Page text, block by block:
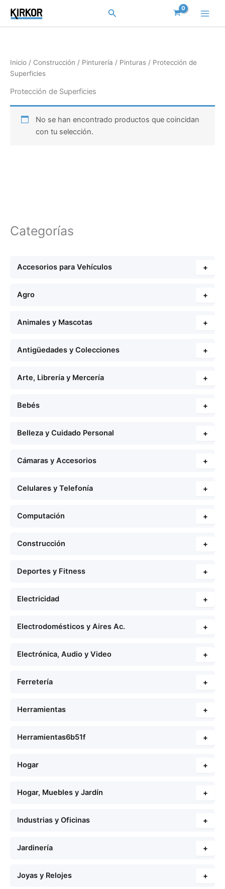
contenido
Buscar
Categorías
Accesorios para Vehículos +
Agro +
Animales y Mascotas +
Antigüedades y Colecciones +
Arte, Librería y Mercería +
Bebés +
Belleza y Cuidado Personal +
Cámaras y Accesorios +
Celulares y Telefonía +
Computación +
Construcción +
Deportes y Fitness +
Electricidad +
Electrodomésticos y Aires Ac. +
Electrónica, Audio y Video +
Ferretería +
Herramientas +
Herramientas6b51f +
Hogar +
Hogar, Muebles y Jardín +
Industrias y Oficinas +
Jardinería +
Joyas y Relojes +
Inicio / Construcción / Pinturería / Pinturas / Protección de
Superficies
Protección de Superficies
No se han encontrado productos que coincidan
con tu selección.